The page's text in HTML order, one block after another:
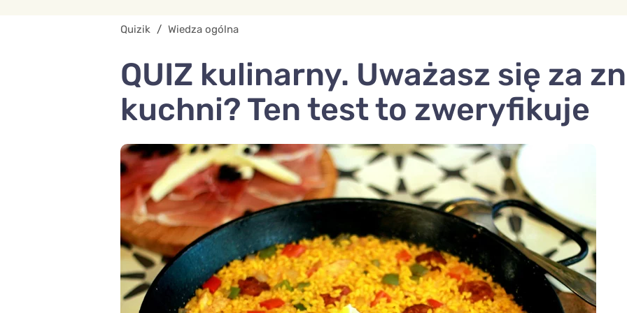
Quizik / Wiedza ogólna
QUIZ kulinarny. Uważasz się za
kuchni? Ten test to zweryfikuje